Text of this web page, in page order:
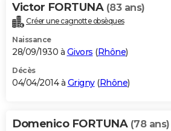
Victor FORTUNA (83 ans)
Créer une cagnotte obsèques
Naissance
28/09/1930 à Givors (Rhône)
Décès
04/04/2014 à Grigny(Rhône)
Domenico FORTUNA (78 ans)